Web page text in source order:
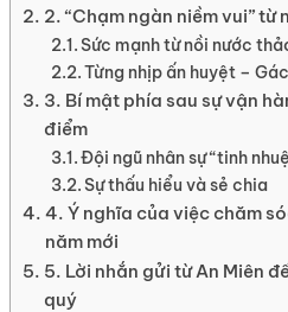
2. “Chạm ngàn niềm vui”
Sức mạnh từ nồi nước
Từng nhịp ấn huyệt –
3. Bí mật phía sau sự vận
điểm
Đội ngũ nhân sự “tinh
Sự thấu hiểu và sẻ chia
4. Ý nghĩa của việc chăm
năm mới
5. Lời nhắn gửi từ An Miên
quý